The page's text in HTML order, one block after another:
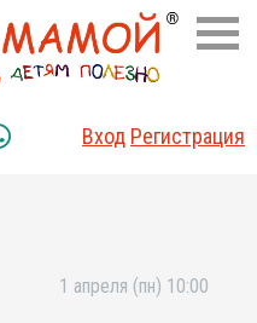
Вход Регистрация
1 апреля (пн) 10:00